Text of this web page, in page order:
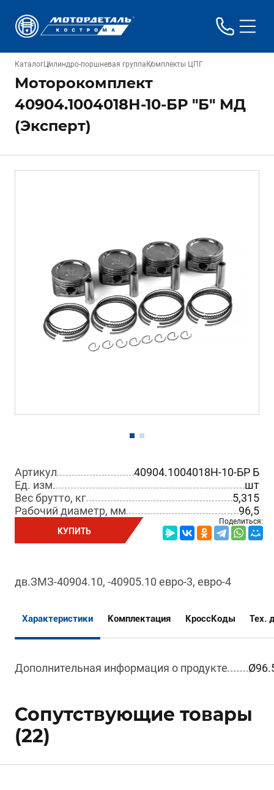
КаталогЦилиндро-поршневая группа Комплекты ЦПГ
Моторокомплект
40904.1004018Н-10-БР "Б" МД
(Эксперт)
Артикул
40904.1004018Н-10-БР Б
Ед. изм.
шт
Вес брутто, кг
5,315
Рабочий диаметр, мм
96,5
КУПИТЬ
Поделиться:
дв.ЗМЗ-40904.10, -40905.10 евро-3, евро-4
Характеристики Комплектация КроссКоды Тех.
Дополнительная информация о продукте
Сопутствующие товары
(22)